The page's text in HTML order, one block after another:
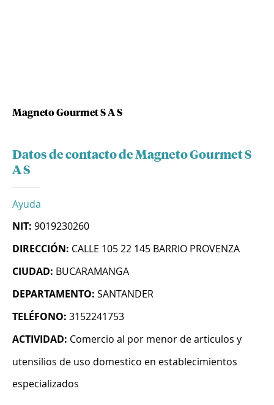
Magneto Gourmet S A S
Datos de contacto de Magneto Gourmet S
A S
Ayuda
NIT: 9019230260
DIRECCIÓN: CALLE 105 22 145 BARRIO PROVENZA
CIUDAD: BUCARAMANGA
DEPARTAMENTO: SANTANDER
TELÉFONO: 3152241753
ACTIVIDAD: Comercio al por menor de articulos y
utensilios de uso domestico en establecimientos
especializados